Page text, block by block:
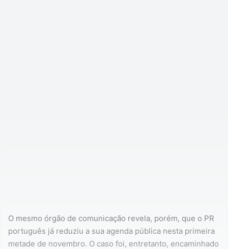
O mesmo órgão de comunicação revela, porém, que o PR
português já reduziu a sua agenda pública nesta primeira
metade de novembro. O caso foi, entretanto, encaminhado